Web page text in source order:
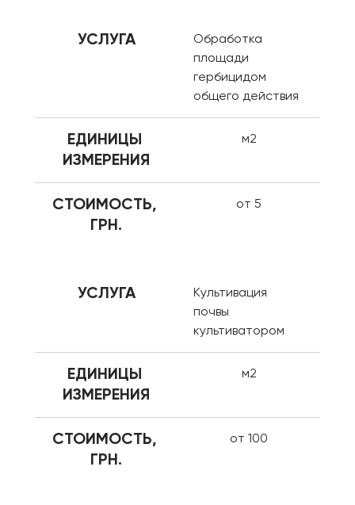
УСЛУГА
Обработка
площади
гербицидом
общего действия
ЕДИНИЦЫ
ИЗМЕРЕНИЯ
м2
СТОИМОСТЬ,
ГРН.
от 5
УСЛУГА
Культивация
почвы
культиватором
ЕДИНИЦЫ
ИЗМЕРЕНИЯ
м2
СТОИМОСТЬ,
ГРН.
от 100